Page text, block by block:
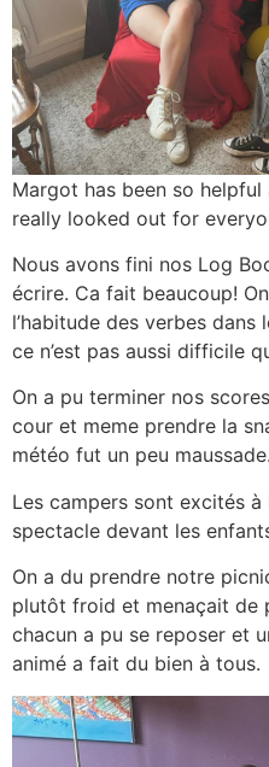
Margot has been so
really looked out for
Nous avons fini nos Log
écrire. Ca fait beaucoup!
l’habitude des verbes dans
ce n’est pas aussi difficile
On a pu terminer nos
cour et meme prendre la
météo fut un peu maussade.
Les campers sont excités à
spectacle devant les
On a du prendre notre
plutôt froid et menaçait de
chacun a pu se reposer et
animé a fait du bien à tous.